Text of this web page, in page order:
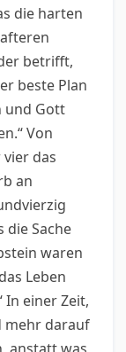
die harten
betrifft,
beste Plan
und Gott
Von
das
an
die Sache
waren
Leben
In einer Zeit,
mehr darauf